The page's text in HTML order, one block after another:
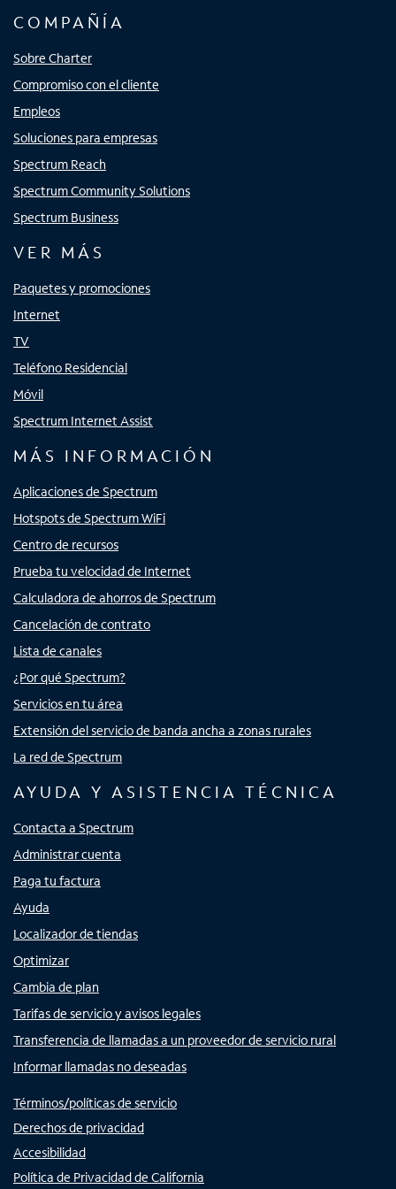
COMPAÑÍA
Sobre Charter
Compromiso con el cliente
Empleos
Soluciones para empresas
Spectrum Reach
Spectrum Community Solutions
Spectrum Business
VER MÁS
Paquetes y promociones
Internet
TV
Teléfono Residencial
Móvil
Spectrum Internet Assist
MÁS INFORMACIÓN
Aplicaciones de Spectrum
Hotspots de Spectrum WiFi
Centro de recursos
Prueba tu velocidad de Internet
Calculadora de ahorros de Spectrum
Cancelación de contrato
Lista de canales
¿Por qué Spectrum?
Servicios en tu área
Extensión del servicio de banda ancha a zonas rurales
La red de Spectrum
AYUDA Y ASISTENCIA TÉCNICA
Contacta a Spectrum
Administrar cuenta
Paga tu factura
Ayuda
Localizador de tiendas
Optimizar
Cambia de plan
Tarifas de servicio y avisos legales
Transferencia de llamadas a un proveedor de servicio rural
Informar llamadas no deseadas
Términos/políticas de servicio
Derechos de privacidad
Accesibilidad
Política de Privacidad de California